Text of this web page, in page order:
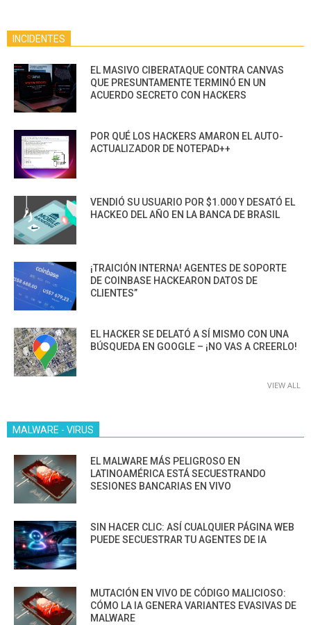
INCIDENTES
EL MASIVO CIBERATAQUE CONTRA CANVAS
QUE PRESUNTAMENTE TERMINÓ EN UN
ACUERDO SECRETO CON HACKERS
POR QUÉ LOS HACKERS AMARON EL AUTO-
ACTUALIZADOR DE NOTEPAD++
VENDIÓ SU USUARIO POR $1.000 Y DESATÓ EL
HACKEO DEL AÑO EN LA BANCA DE BRASIL
¡TRAICIÓN INTERNA! AGENTES DE SOPORTE
DE COINBASE HACKEARON DATOS DE
CLIENTES”
EL HACKER SE DELATÓ A SÍ MISMO CON UNA
BÚSQUEDA EN GOOGLE – ¡NO VAS A CREERLO!
VIEW ALL
MALWARE - VIRUS
EL MALWARE MÁS PELIGROSO EN
LATINOAMÉRICA ESTÁ SECUESTRANDO
SESIONES BANCARIAS EN VIVO
SIN HACER CLIC: ASÍ CUALQUIER PÁGINA WEB
PUEDE SECUESTRAR TU AGENTES DE IA
MUTACIÓN EN VIVO DE CÓDIGO MALICIOSO:
CÓMO LA IA GENERA VARIANTES EVASIVAS DE
MALWARE